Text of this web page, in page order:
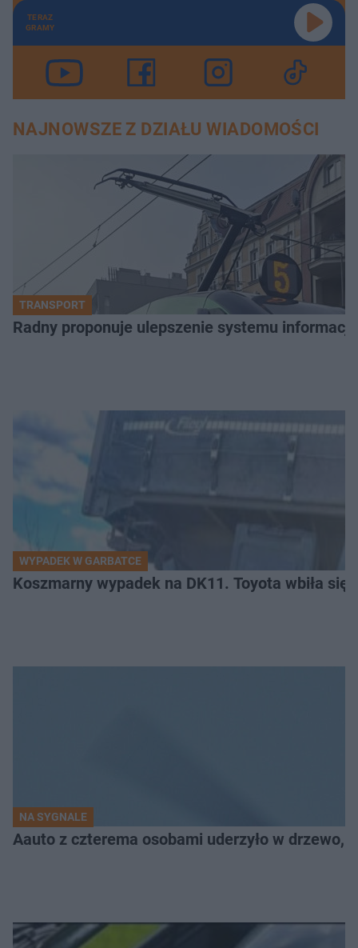
TERAZ
GRAMY
NAJNOWSZE Z DZIAŁU WIADOMOŚCI
TRANSPORT
Radny proponuje ulepszenie systemu
WYPADEK W GARBATCE
Koszmarny wypadek na DK11. Toyota wbiła się
NA SYGNALE
Aauto z czterema osobami uderzyło w drzewo,